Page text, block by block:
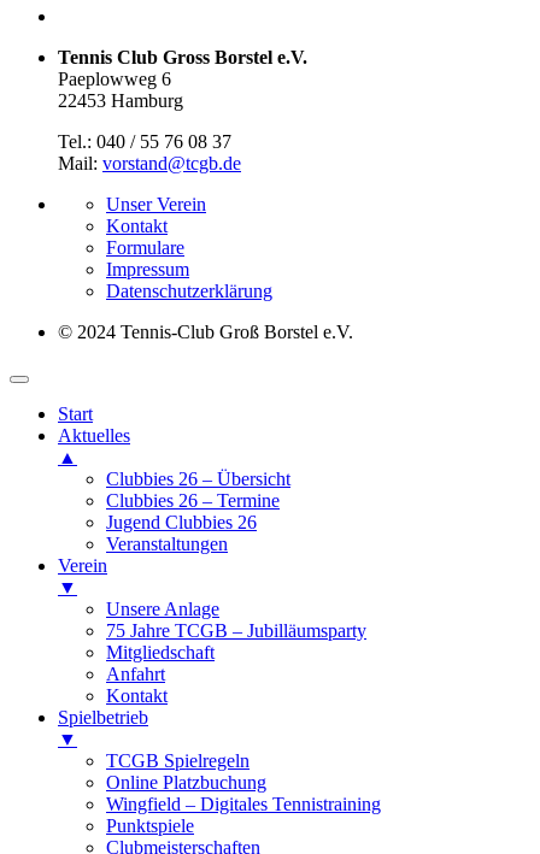
Tennis Club Gross Borstel e.V.
Paeplowweg 6
22453 Hamburg
Tel.: 040 / 55 76 08 37
Mail: vorstand@tcgb.de
Unser Verein
Kontakt
Formulare
Impressum
Datenschutz­erklärung
© 2024 Tennis-Club Groß Borstel e.V.
Start
Aktuelles
▲
Clubbies 26 – Übersicht
Clubbies 26 – Termine
Jugend Clubbies 26
Veranstaltungen
Verein
▼
Unsere Anlage
75 Jahre TCGB – Jubilläumsparty
Mitgliedschaft
Anfahrt
Kontakt
Spielbetrieb
▼
TCGB Spielregeln
Online Platzbuchung
Wingfield – Digitales Tennistraining
Punktspiele
Clubmeisterschaften